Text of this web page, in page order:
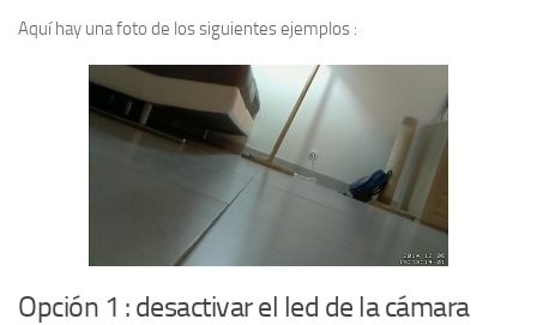
Aquí hay una foto de los siguientes ejemplos :
Opción 1 : desactivar el led de la cámara